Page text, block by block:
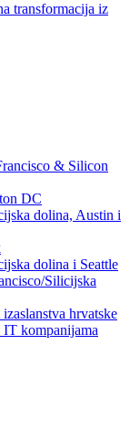
transformacija iz
& Silicon
DC
dolina, Austin i
dolina i Seattle
Silicijska
hrvatske
kompanijama